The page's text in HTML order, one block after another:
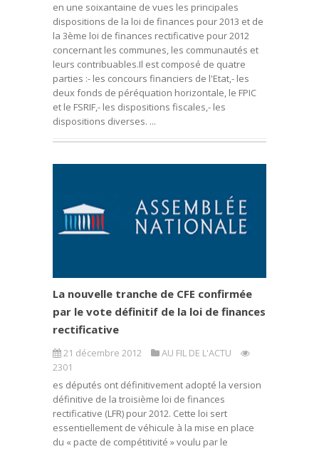
en une soixantaine de vues les principales
dispositions de la loi de finances pour 2013 et de
la 3ème loi de finances rectificative pour 2012
concernant les communes, les communautés et
leurs contribuables.Il est composé de quatre
parties :- les concours financiers de l'Etat,- les
deux fonds de péréquation horizontale, le FPIC
et le FSRIF,- les dispositions fiscales,- les
dispositions diverses. ...
La nouvelle tranche de CFE confirmée
par le vote définitif de la loi de finances
rectificative
21 décembre 2012
AU FIL DE L'ACTU
2301
es députés ont définitivement adopté la version
définitive de la troisième loi de finances
rectificative (LFR) pour 2012. Cette loi sert
essentiellement de véhicule à la mise en place
du « pacte de compétitivité » voulu par le